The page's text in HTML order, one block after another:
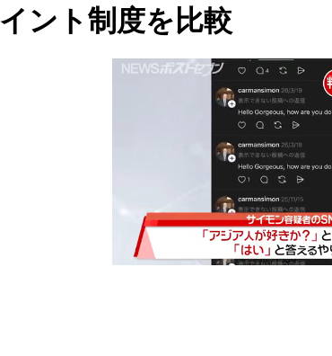
イント制度を比較